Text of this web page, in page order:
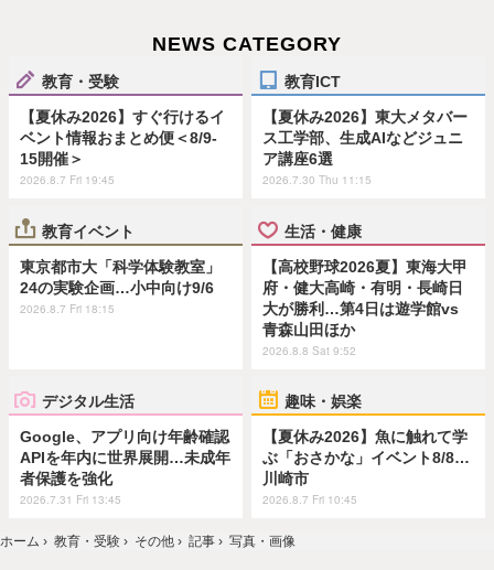
NEWS CATEGORY
教育・受験
【夏休み2026】すぐ行けるイ
ベント情報おまとめ便＜8/9-
15開催＞
2026.8.7 Fri 19:45
教育ICT
【夏休み2026】東大メタバー
ス工学部、生成AIなどジュニ
ア講座6選
2026.7.30 Thu 11:15
教育イベント
東京都市大「科学体験教室」
24の実験企画…小中向け9/6
2026.8.7 Fri 18:15
生活・健康
【高校野球2026夏】東海大甲
府・健大高崎・有明・長崎日
大が勝利…第4日は遊学館vs
青森山田ほか
2026.8.8 Sat 9:52
デジタル生活
Google、アプリ向け年齢確認
APIを年内に世界展開…未成年
者保護を強化
2026.7.31 Fri 13:45
趣味・娯楽
【夏休み2026】魚に触れて学
ぶ「おさかな」イベント8/8…
川崎市
2026.8.7 Fri 10:45
ホーム › 教育・受験 › その他 › 記事 › 写真・画像